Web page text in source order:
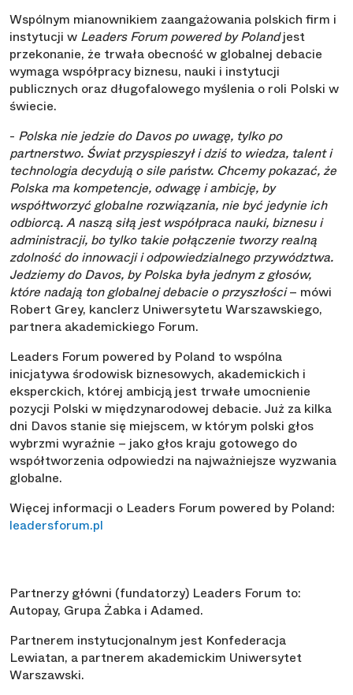
Wspólnym mianownikiem zaangażowania polskich firm i
instytucji w Leaders Forum powered by Polandjest
przekonanie, że trwała obecność w globalnej debacie
wymaga współpracy biznesu, nauki i instytucji
publicznych oraz długofalowego myślenia o roli Polski w
świecie.
- Polska nie jedzie do Davos po uwagę, tylko po
partnerstwo. Świat przyspieszył i dziś to wiedza, talent i
technologia decydują o sile państw. Chcemy pokazać, że
Polska ma kompetencje, odwagę i ambicję, by
współtworzyć globalne rozwiązania, nie być jedynie ich
odbiorcą. A naszą siłą jest współpraca nauki, biznesu i
administracji, bo tylko takie połączenie tworzy realną
zdolność do innowacji i odpowiedzialnego przywództwa.
Jedziemy do Davos, by Polska była jednym z głosów,
które nadają ton globalnej debacie o przyszłości– mówi
Robert Grey, kanclerz Uniwersytetu Warszawskiego,
partnera akademickiego Forum.
Leaders Forum powered by Poland to wspólna
inicjatywa środowisk biznesowych, akademickich i
eksperckich, której ambicją jest trwałe umocnienie
pozycji Polski w międzynarodowej debacie. Już za kilka
dni Davos stanie się miejscem, w którym polski głos
wybrzmi wyraźnie – jako głos kraju gotowego do
współtworzenia odpowiedzi na najważniejsze wyzwania
globalne.
Więcej informacji o Leaders Forum powered by Poland:
leadersforum.pl
Partnerzy główni (fundatorzy) Leaders Forum to:
Autopay, Grupa Żabka i Adamed.
Partnerem instytucjonalnym jest Konfederacja
Lewiatan, a partnerem akademickim Uniwersytet
Warszawski.